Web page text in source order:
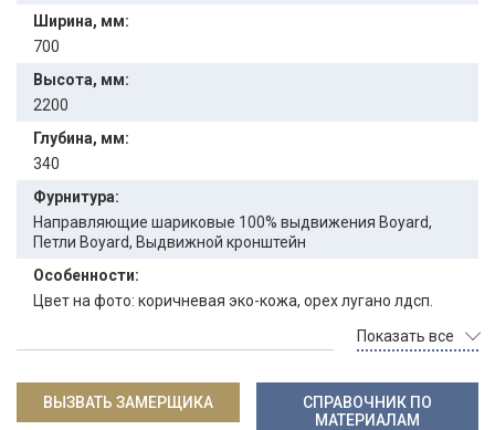
Ширина, мм:
700
Высота, мм:
2200
Глубина, мм:
340
Фурнитура:
Направляющие шариковые 100% выдвижения Boyard,
Петли Boyard, Выдвижной кронштейн
Особенности:
Цвет на фото: коричневая эко-кожа, орех лугано лдсп.
Показать все
ВЫЗВАТЬ ЗАМЕРЩИКА
СПРАВОЧНИК ПО
МАТЕРИАЛАМ